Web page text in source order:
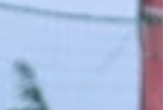
ーヴェ横浜」（本拠地：神奈川県横浜市瀬
区）は、このたびアメリカンレストラン『
ードロックカフェ 横浜』と、横浜市におけ
たしましたので、お知らせいたします。 レ
ーヴェ横浜は、2015年の創設以来、「地域と
ともに歩み、地域に必要とされるクラブ」
理念に掲げ、競技活動だけでなく地域貢献